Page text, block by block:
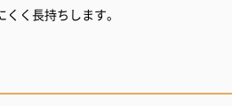
く長持ちします。